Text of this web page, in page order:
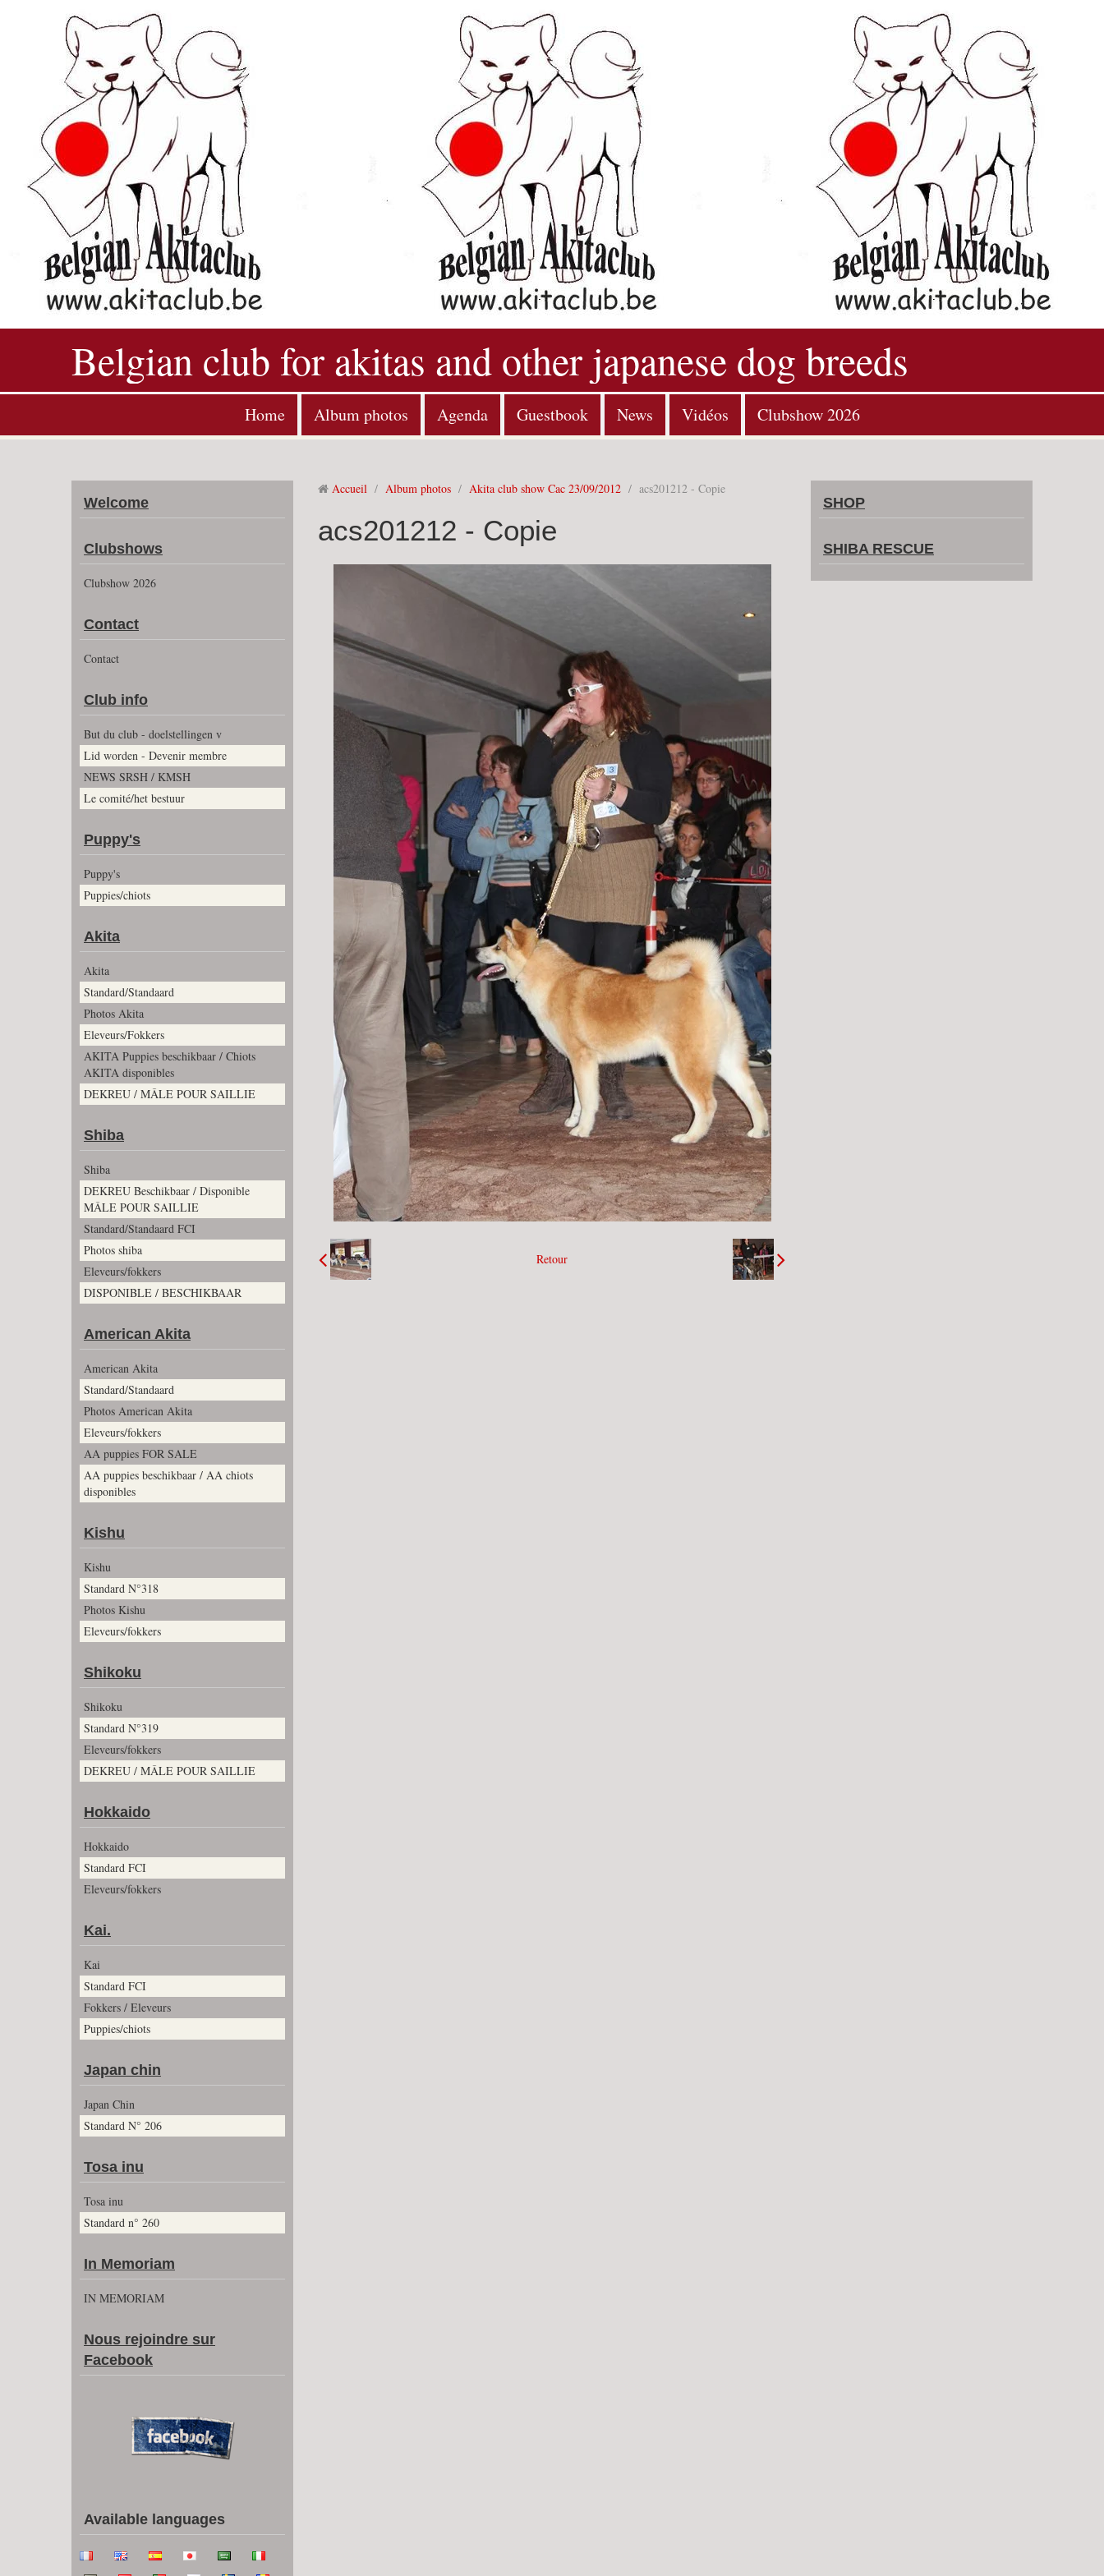
Belgian club for akitas and other japanese dog breeds
Home Album photos Agenda Guestbook News Vidéos Clubshow 2026
Welcome
Clubshows
Clubshow 2026
Contact
Contact
Club info
But du club - doelstellingen v
Lid worden - Devenir membre
NEWS SRSH / KMSH
Le comité/het bestuur
Puppy's
Puppy's
Puppies/chiots
Akita
Akita
Standard/Standaard
Photos Akita
Eleveurs/Fokkers
AKITA Puppies beschikbaar / Chiots
AKITA disponibles
DEKREU / MÂLE POUR SAILLIE
Shiba
Shiba
DEKREU Beschikbaar / Disponible
MÂLE POUR SAILLIE
Standard/Standaard FCI
Photos shiba
Eleveurs/fokkers
DISPONIBLE / BESCHIKBAAR
American Akita
American Akita
Standard/Standaard
Photos American Akita
Eleveurs/fokkers
AA puppies FOR SALE
AA puppies beschikbaar / AA chiots
disponibles
Kishu
Kishu
Standard N°318
Photos Kishu
Eleveurs/fokkers
Shikoku
Shikoku
Standard N°319
Eleveurs/fokkers
DEKREU / MÂLE POUR SAILLIE
Hokkaido
Hokkaido
Standard FCI
Eleveurs/fokkers
Kai.
Kai
Standard FCI
Fokkers / Eleveurs
Puppies/chiots
Japan chin
Japan Chin
Standard N° 206
Tosa inu
Tosa inu
Standard n° 260
In Memoriam
IN MEMORIAM
Nous rejoindre sur
Facebook
Available languages
Accueil / Album photos / Akita club show Cac 23/09/2012 / acs201212 - Copie
acs201212 - Copie
Retour
SHOP
SHIBA RESCUE